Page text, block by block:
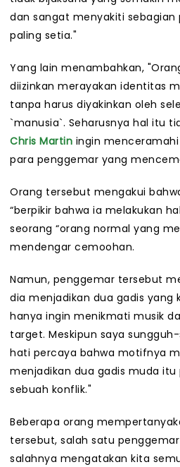
dan sangat menyakiti sebagian
paling setia."
Yang lain menambahkan,
diizinkan merayakan identitas
tanpa harus diyakinkan oleh
`manusia`. Seharusnya hal itu
Chris Martin ingin
para penggemar yang
Orang tersebut mengakui
“berpikir bahwa ia melakukan
seorang “orang normal yang
mendengar cemoohan.
Namun, penggemar tersebut
dia menjadikan dua gadis yang
hanya ingin menikmati musik
target. Meskipun saya
hati percaya bahwa motifnya
menjadikan dua gadis muda
sebuah konflik."
Beberapa orang
tersebut, salah satu penggemar
salahnya mengatakan kita